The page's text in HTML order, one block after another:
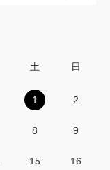
土 日
1 2
8 9
15 16